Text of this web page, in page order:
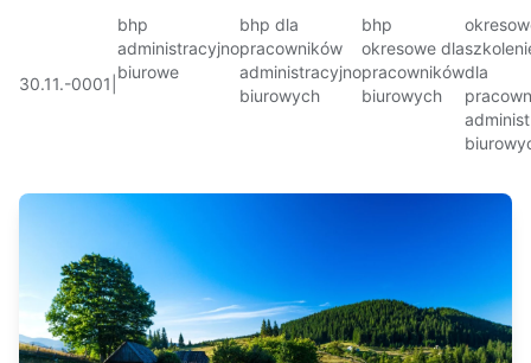
30.11.-0001
bhp
administracyjno
biurowe
bhp dla
pracowników
administracyjno
biurowych
bhp
okresowe dla
pracowników
biurowych
dla